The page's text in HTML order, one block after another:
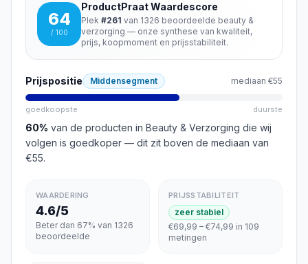
64
/ 100
ProductPraat Waardescore
Plek #261 van 1326 beoordeelde beauty &
verzorging — onze synthese van kwaliteit,
prijs, koopmoment en prijsstabiliteit.
Prijspositie Middensegment mediaan €55
goedkoopste duurste
60% van de producten in Beauty & Verzorging die wij
volgen is goedkoper — dit zit boven de mediaan van
€55.
WAARDERING
4.6/5
Beter dan 67% van 1326
beoordeelde
PRIJSSTABILITEIT
zeer stabiel
€69,99 – €74,99 in 109
metingen